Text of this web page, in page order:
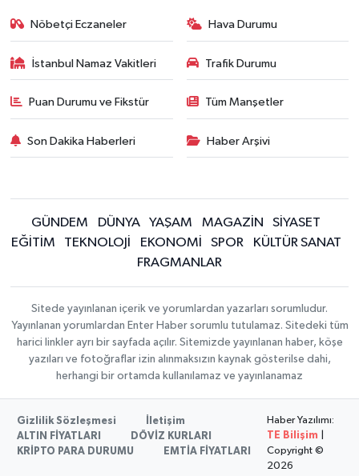
Nöbetçi Eczaneler Hava Durumu
İstanbul Namaz Vakitleri Trafik Durumu
Puan Durumu ve Fikstür Tüm Manşetler
Son Dakika Haberleri Haber Arşivi
GÜNDEM DÜNYA YAŞAM MAGAZİN
SİYASET
EĞİTİM
TEKNOLOJİ EKONOMİ SPOR
KÜLTÜR SANAT
FRAGMANLAR
Sitede yayınlanan içerik ve yorumlardan yazarları sorumludur.
Yayınlanan yorumlardan Enter Haber sorumlu tutulamaz. Sitedeki tüm
harici linkler ayrı bir sayfada açılır. Sitemizde yayınlanan haber, köşe
yazıları ve fotoğraflar izin alınmaksızın kaynak gösterilse dahi,
herhangi bir ortamda kullanılamaz ve yayınlanamaz
Gizlilik Sözleşmesi
İletişim
ALTIN FİYATLARI
DÖVİZ KURLARI
KRİPTO PARA DURUMU
EMTİA FİYATLARI
Haber Yazılımı:
TE Bilişim
Copyright ©
2026